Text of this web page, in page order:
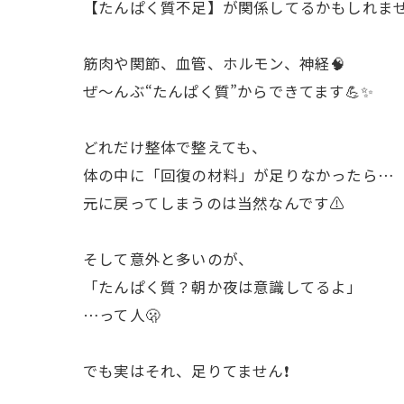
【たんぱく質不足】が関係してるかもしれま
筋肉や関節、血管、ホルモン、神経🧠
ぜ〜んぶ“たんぱく質”からできてます💪✨
どれだけ整体で整えても、
体の中に「回復の材料」が足りなかったら…
元に戻ってしまうのは当然なんです⚠️
そして意外と多いのが、
「たんぱく質？朝か夜は意識してるよ」
…って人🫢
でも実はそれ、足りてません❗️